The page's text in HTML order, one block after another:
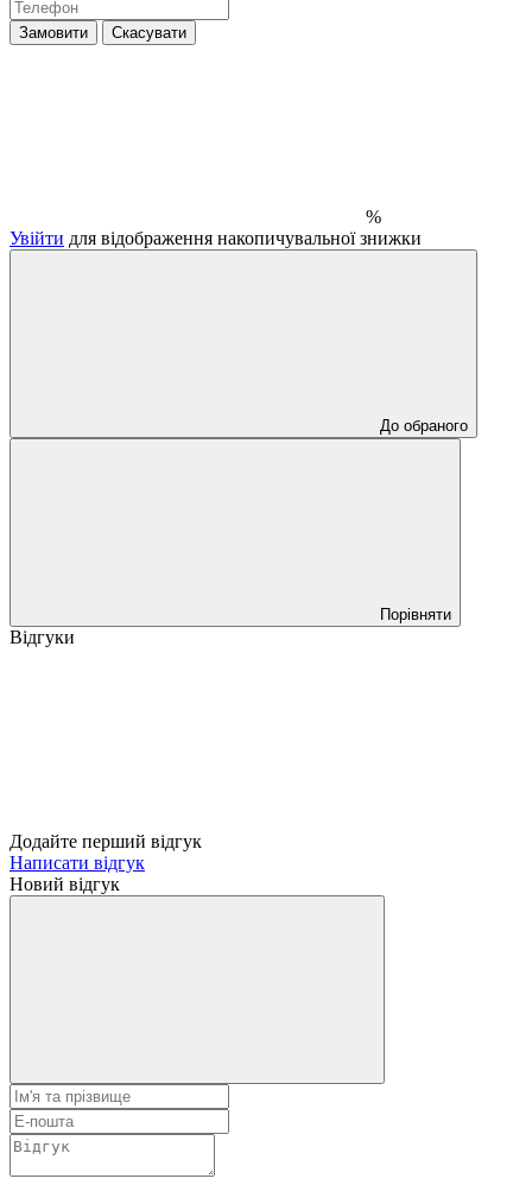
Замовити Скасувати
%
Увійти для відображення накопичувальної знижки
До обраного
Порівняти
Відгуки
Додайте перший відгук
Написати відгук
Новий відгук